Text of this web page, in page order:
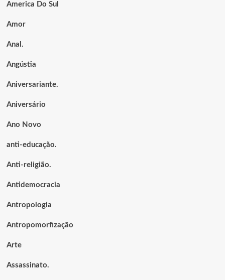
America Do Sul
Amor
Anal.
Angústia
Aniversariante.
Aniversário
Ano Novo
anti-educação.
Anti-religião.
Antidemocracia
Antropologia
Antropomorfização
Arte
Assassinato.